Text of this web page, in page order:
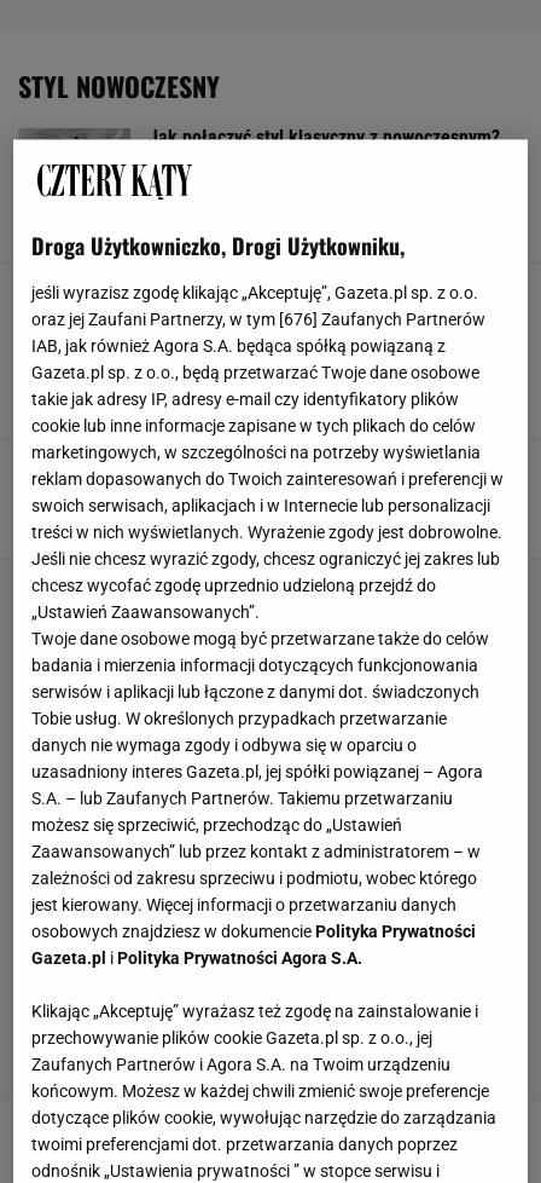
STYL NOWOCZESNY
Jak połączyć styl klasyczny z nowoczesnym?
Dzięki temu twoje wnętrza nabiorą unikalnego
wyglądu
NOWOCZESNE WNĘTRZA
Styl rustykalny nowoczesny, mix wiejskiej
sielanki z miejskim klimatem. Stwórz
harmonijną przestrzeń
STYL NOWOCZESNY
STYL RUSTYKALNY
STYL RUSTYKALNY NOWOCZESNY
STYL RUSTYKALNY NOWOCZESNY KUCHNIA
Nowoczesne mieszkanie nawiązujące do lat 60.
ARANŻACJE WNĘTRZ ARCHITEKTURA
MIESZKANIA
PROJEKTOWANIE WNĘTRZ
Trzy najmodniejsze aranżacje salonu
DODATKI SALON STYL MINIMALISTYCZNY STYL NOWOCZESNY
Droga Użytkowniczko, Drogi Użytkowniku,
jeśli wyrazisz zgodę klikając „Akceptuję”, Gazeta.pl sp. z o.o.
oraz jej Zaufani Partnerzy, w tym [676] Zaufanych Partnerów
IAB, jak również Agora S.A. będąca spółką powiązaną z
Gazeta.pl sp. z o.o., będą przetwarzać Twoje dane osobowe
takie jak adresy IP, adresy e-mail czy identyfikatory plików
cookie lub inne informacje zapisane w tych plikach do celów
marketingowych, w szczególności na potrzeby wyświetlania
reklam dopasowanych do Twoich zainteresowań i preferencji w
swoich serwisach, aplikacjach i w Internecie lub personalizacji
treści w nich wyświetlanych. Wyrażenie zgody jest dobrowolne.
Jeśli nie chcesz wyrazić zgody, chcesz ograniczyć jej zakres lub
chcesz wycofać zgodę uprzednio udzieloną przejdź do
„Ustawień Zaawansowanych”.
Twoje dane osobowe mogą być przetwarzane także do celów
badania i mierzenia informacji dotyczących funkcjonowania
serwisów i aplikacji lub łączone z danymi dot. świadczonych
Tobie usług. W określonych przypadkach przetwarzanie
danych nie wymaga zgody i odbywa się w oparciu o
uzasadniony interes Gazeta.pl, jej spółki powiązanej – Agora
S.A. – lub Zaufanych Partnerów. Takiemu przetwarzaniu
możesz się sprzeciwić, przechodząc do „Ustawień
Zaawansowanych” lub przez kontakt z administratorem – w
zależności od zakresu sprzeciwu i podmiotu, wobec którego
jest kierowany. Więcej informacji o przetwarzaniu danych
osobowych znajdziesz w dokumenciePolityka Prywatności
Gazeta.pl iPolityka Prywatności Agora S.A.
Klikając „Akceptuję” wyrażasz też zgodę na zainstalowanie i
przechowywanie plików cookie Gazeta.pl sp. z o.o., jej
Zaufanych Partnerów i Agora S.A. na Twoim urządzeniu
końcowym. Możesz w każdej chwili zmienić swoje preferencje
dotyczące plików cookie, wywołując narzędzie do zarządzania
twoimi preferencjami dot. przetwarzania danych poprzez
odnośnik „Ustawienia prywatności ” w stopce serwisu i